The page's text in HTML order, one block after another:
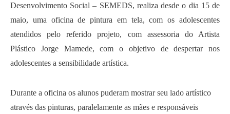
Desenvolvimento Social – SEMEDS, realiza desde o dia 15 de
maio, uma oficina de pintura em tela, com os adolescentes
atendidos pelo referido projeto, com assessoria do Artista
Plástico Jorge Mamede, com o objetivo de despertar nos
adolescentes a sensibilidade artística.
Durante a oficina os alunos puderam mostrar seu lado artístico
através das pinturas, paralelamente as mães e responsáveis